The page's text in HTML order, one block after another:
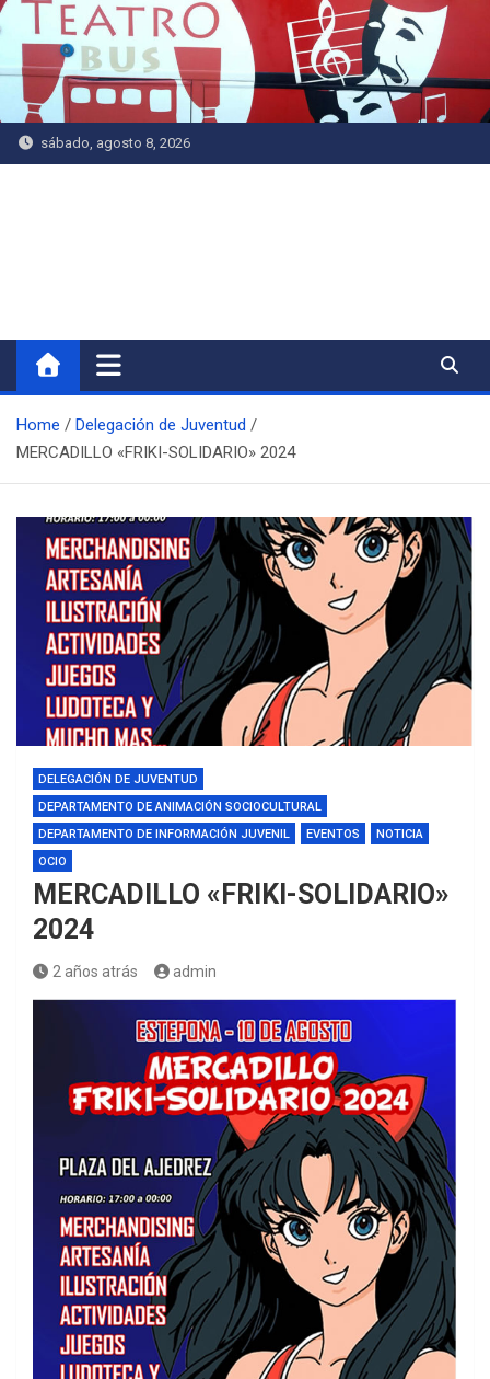
Saltar
al
contenido
sábado, agosto 8, 2026
Home
Delegación de Juventud
MERCADILLO «FRIKI-SOLIDARIO» 2024
DELEGACIÓN DE JUVENTUD
DEPARTAMENTO DE ANIMACIÓN SOCIOCULTURAL
DEPARTAMENTO DE INFORMACIÓN JUVENIL
EVENTOS
NOTICIA
OCIO
MERCADILLO «FRIKI-SOLIDARIO»
2024
2 años atrás admin